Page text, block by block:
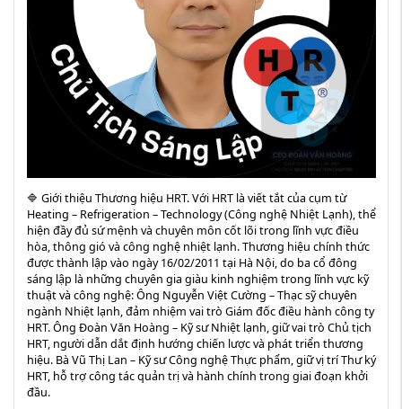
🔷 Giới thiệu Thương hiệu HRT. Với HRT là viết tắt của cụm từ
Heating – Refrigeration – Technology (Công nghệ Nhiệt Lạnh), thể
hiện đầy đủ sứ mệnh và chuyên môn cốt lõi trong lĩnh vực điều
hòa, thông gió và công nghệ nhiệt lạnh. Thương hiệu chính thức
được thành lập vào ngày 16/02/2011 tại Hà Nội, do ba cổ đông
sáng lập là những chuyên gia giàu kinh nghiệm trong lĩnh vực kỹ
thuật và công nghệ: Ông Nguyễn Việt Cường – Thạc sỹ chuyên
ngành Nhiệt lạnh, đảm nhiệm vai trò Giám đốc điều hành công ty
HRT. Ông Đoàn Văn Hoàng – Kỹ sư Nhiệt lạnh, giữ vai trò Chủ tịch
HRT, người dẫn dắt định hướng chiến lược và phát triển thương
hiệu. Bà Vũ Thị Lan – Kỹ sư Công nghệ Thực phẩm, giữ vị trí Thư ký
HRT, hỗ trợ công tác quản trị và hành chính trong giai đoạn khởi
đầu.